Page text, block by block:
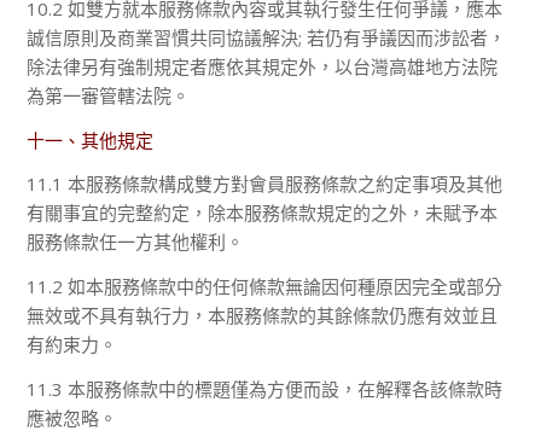
10.2 如雙方就本服務條款內容或其執行發生任何爭議，應本
誠信原則及商業習慣共同協議解決; 若仍有爭議因而涉訟者，
除法律另有強制規定者應依其規定外，以台灣高雄地方法院
為第一審管轄法院。
十一、其他規定
11.1 本服務條款構成雙方對會員服務條款之約定事項及其他
有關事宜的完整約定，除本服務條款規定的之外，未賦予本
服務條款任一方其他權利。
11.2 如本服務條款中的任何條款無論因何種原因完全或部分
無效或不具有執行力，本服務條款的其餘條款仍應有效並且
有約束力。
11.3 本服務條款中的標題僅為方便而設，在解釋各該條款時
應被忽略。